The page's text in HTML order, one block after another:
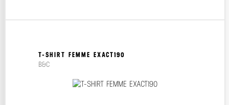
T-SHIRT FEMME EXACT190
B&C